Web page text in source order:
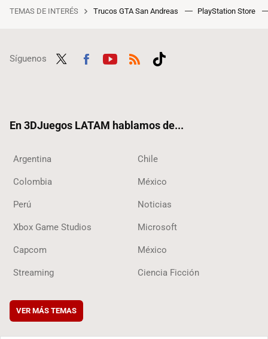
TEMAS DE INTERÉS Trucos GTA San Andreas PlayStation Store
Síguenos
En 3DJuegos LATAM hablamos de...
Argentina Chile
Colombia México
Perú Noticias
Xbox Game Studios Microsoft
Capcom México
Streaming Ciencia Ficción
VER MÁS TEMAS